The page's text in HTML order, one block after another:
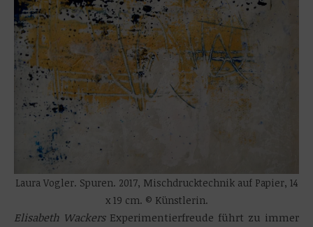
Laura Vogler. Spuren. 2017, Mischdrucktechnik auf Papier, 14
x 19 cm. © Künstlerin.
Elisabeth WackersExperimentierfreude führt zu immer